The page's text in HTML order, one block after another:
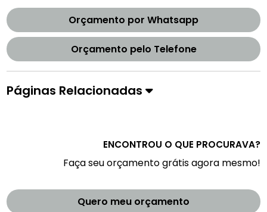
Orçamento por Whatsapp
Orçamento pelo Telefone
Páginas Relacionadas
ENCONTROU O QUE PROCURAVA?
Faça seu orçamento grátis agora mesmo!
Quero meu orçamento